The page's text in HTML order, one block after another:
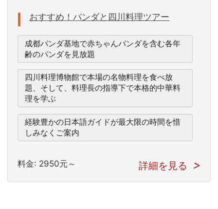
おすすめ！パンダと四川料理ツアー
成都パンダ基地で赤ちゃんパンダを含む各年
齢のパンダを見放題
四川料理博物館で本場の名物料理を食べ放
題、そして、料理長の指導下で本格的中華料
理を学ぶ
経験豊かの日本語ガイドが最大限の時間を惜
しみなくご案内
料金: 2950元～ 詳細を見る